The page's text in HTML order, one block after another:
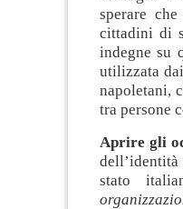
sperare
cittadini di
indegne su
utilizzata
napoletani,
tra persone
Aprire gli
stato